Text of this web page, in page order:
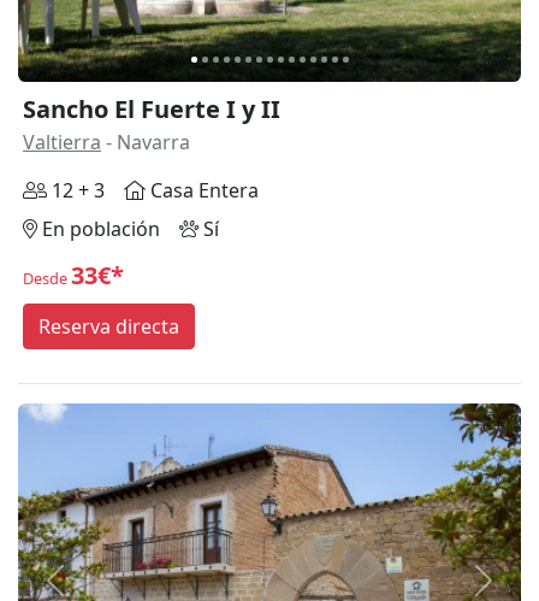
Sancho El Fuerte I y II
Valtierra - Navarra
12 + 3
Casa Entera
En población
Sí
Desde33€*
Reserva directa
Anterior